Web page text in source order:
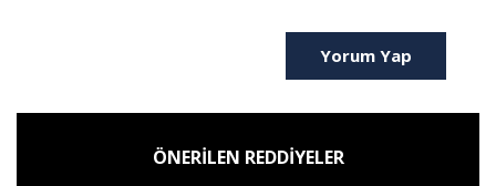
Yorum Yap
ÖNERİLEN REDDİYELER